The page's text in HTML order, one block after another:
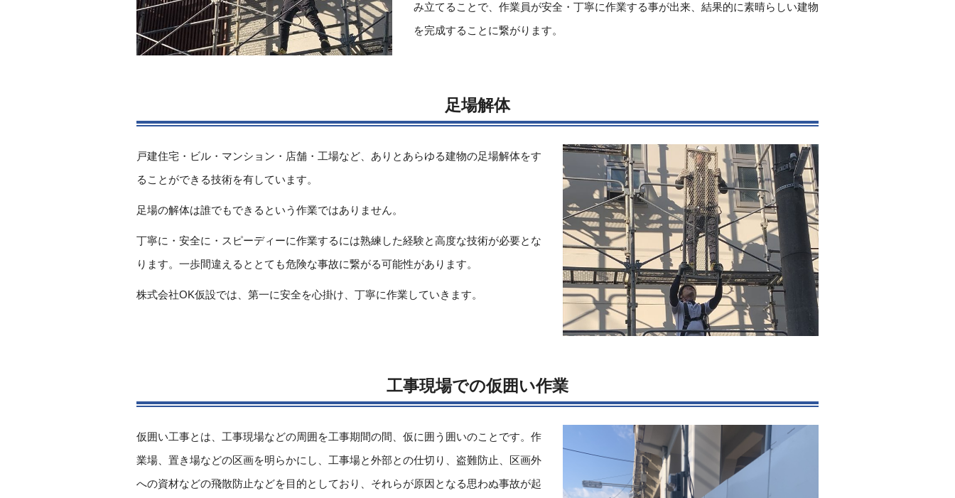
み立てることで、作業員が安全・丁寧に作業する事が出来、結果的に素晴らしい建物
を完成することに繋がります。
足場解体
戸建住宅・ビル・マンション・店舗・工場など、ありとあらゆる建物の足場解体をす
ることができる技術を有しています。
足場の解体は誰でもできるという作業ではありません。
丁寧に・安全に・スピーディーに作業するには熟練した経験と高度な技術が必要とな
ります。一歩間違えるととても危険な事故に繋がる可能性があります。
株式会社OK仮設では、第一に安全を心掛け、丁寧に作業していきます。
工事現場での仮囲い作業
仮囲い工事とは、工事現場などの周囲を工事期間の間、仮に囲う囲いのことです。作
業場、置き場などの区画を明らかにし、工事場と外部との仕切り、盗難防止、区画外
への資材などの飛散防止などを目的としており、それらが原因となる思わぬ事故が起